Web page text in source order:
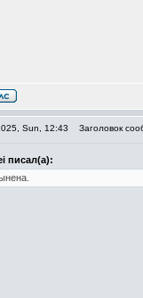
Sun, 12:43 Заголовок
писал(а):